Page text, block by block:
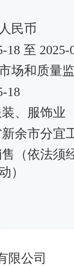
民币
18 至 2025-
场和质量
18
、服饰业
余市分宜
（依法须
）
限公司